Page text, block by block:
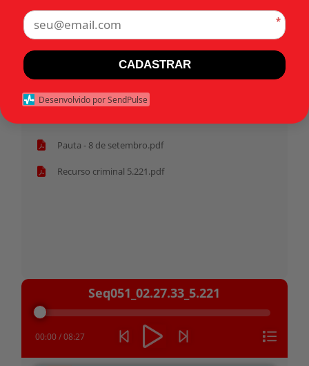
Tags:
Início
Pauta - 8 de setembro.pdf
Recurso criminal 5.221.pdf
Tocador
áudio
Seq051_02.27.33_5.221
00:00 /08:27
*
CADASTRAR
Desenvolvido por SendPulse